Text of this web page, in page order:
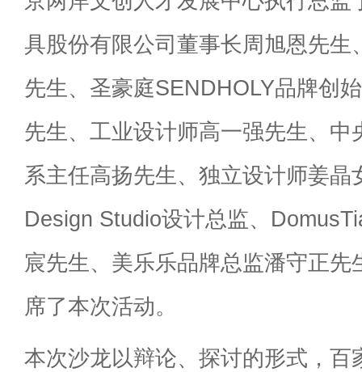
具股份有限公司董事长周旭恩先生
先生、圣豪庭SENDHOLY品牌创
先生、工业设计师高一强先生、中
系主任高扬先生、独立设计师姜晶
Design Studio设计总监、
宸先生、美乐乐品牌总监潘守正先
席了本次活动。
本次沙龙以辩论、探讨的形式，百